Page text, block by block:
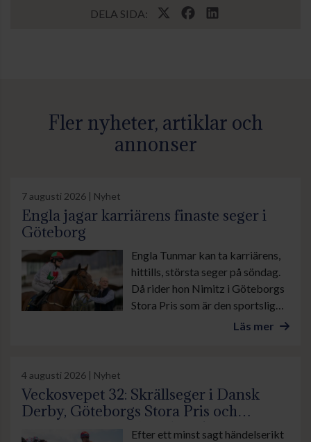
DELA SIDA:
Fler nyheter, artiklar och
annonser
7 augusti 2026 | Nyhet
Engla jagar karriärens finaste seger i
Göteborg
Engla Tunmar kan ta karriärens,
hittills, största seger på söndag.
Då rider hon Nimitz i Göteborgs
Stora Pris som är den sportsliga
höjdpunkten under banans stora
Läs mer
4 augusti 2026 | Nyhet
Veckosvepet 32: Skrällseger i Dansk
Derby, Göteborgs Stora Pris och
suverän insats av Lamborghini BF
Efter ett minst sagt händelserikt